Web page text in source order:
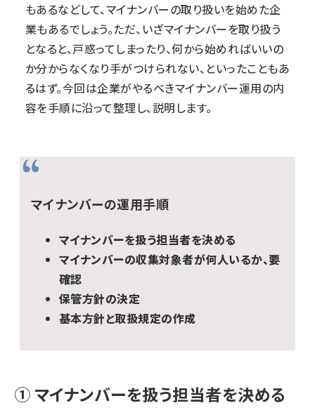
もあるなどして、マイナンバーの取り扱いを始めた企
業もあるでしょう。ただ、いざマイナンバーを取り扱う
となると、戸惑ってしまったり、何から始めればいいの
か分からなくなり手がつけられない、といったこともあ
るはず。今回は企業がやるべきマイナンバー運用の内
容を手順に沿って整理し、説明します。
マイナンバーの運用手順
マイナンバーを扱う担当者を決める
マイナンバーの収集対象者が何人いるか、要
確認
保管方針の決定
基本方針と取扱規定の作成
① マイナンバーを扱う担当者を決める